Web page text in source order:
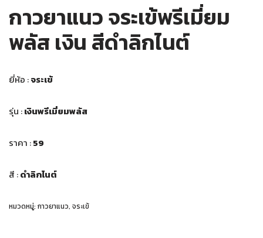
กาวยาแนว จระเข้พรีเมี่ยม
พลัส เงิน สีดำลิกไนต์
ยี่ห้อ :จระเข้
รุ่น :เงินพรีเมี่ยมพลัส
ราคา :59
สี :ดำลิกไนต์
หมวดหมู่: กาวยาแนว, จระเข้